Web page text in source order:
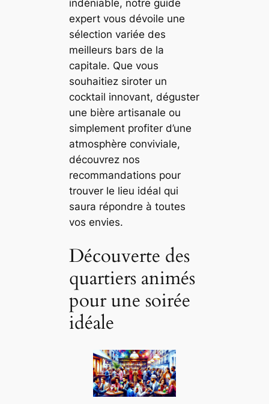
indéniable, notre guide
expert vous dévoile une
sélection variée des
meilleurs bars de la
capitale. Que vous
souhaitiez siroter un
cocktail innovant, déguster
une bière artisanale ou
simplement profiter d’une
atmosphère conviviale,
découvrez nos
recommandations pour
trouver le lieu idéal qui
saura répondre à toutes
vos envies.
Découverte des
quartiers animés
pour une soirée
idéale